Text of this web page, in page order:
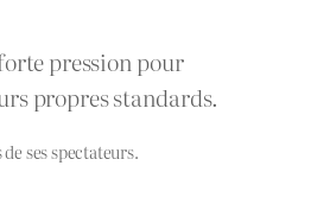
pression pour
propres standards.
ses spectateurs.